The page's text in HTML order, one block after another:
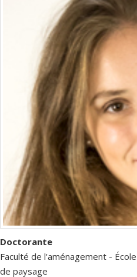
Doctorante
Faculté de l'aménagement -
de paysage